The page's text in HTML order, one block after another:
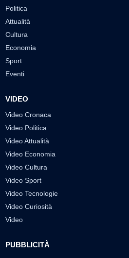
Politica
Attualità
Cultura
Economia
Sport
Eventi
VIDEO
Video Cronaca
Video Politica
Video Attualità
Video Economia
Video Cultura
Video Sport
Video Tecnologie
Video Curiosità
Video
PUBBLICITÀ